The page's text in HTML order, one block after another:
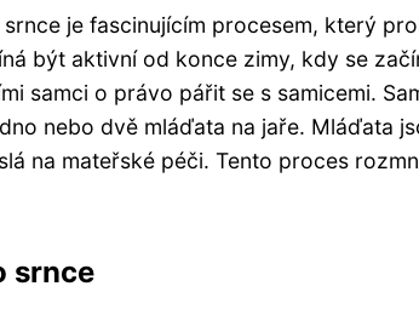
je fascinujícím procesem, který
být aktivní od konce zimy, kdy se
samci o právo pářit se s samicemi.
nebo dvě mláďata na jaře. Mláďata
na mateřské péči. Tento proces
srnce